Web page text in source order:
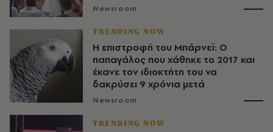
Newsroom
TRENDING NOW
Η επιστροφή του Μπάρνεϊ: Ο
παπαγάλος που χάθηκε το 2017 και
έκανε τον ιδιοκτήτη του να
δακρύσει 9 χρόνια μετά
Newsroom
TRENDING NOW